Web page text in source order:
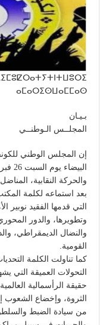
ⴰⵎⴰⵔⵉⵙⵡⴰⵎⵎⴰⵙ
بـيـان
المجلــس الـوطنــي
إن المجلس الوطني
والحركة النقابية،
بعد استماعه لكلمة
التي قدمها الفقيد نوبير
وتطويرها، والدور
والنضال الديمقراطي،
القومية.
كما تناولت الكلمة
التحولات العميقة التي
حقيقة الرأسمالية
الثروة، وإخضاع
من سيادة الضبط